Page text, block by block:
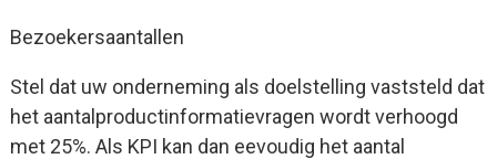
Bezoekersaantallen
Stel dat uw onderneming als doelstelling vaststeld dat
het aantalproductinformatievragen wordt verhoogd
met 25%. Als KPI kan dan eevoudig het aantal